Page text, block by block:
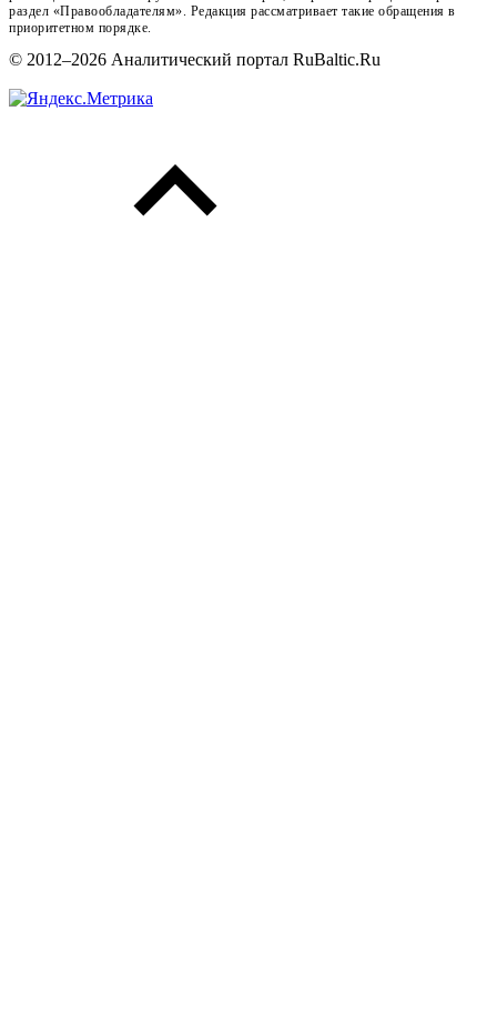
раздел «Правообладателям». Редакция рассматривает такие обращения в
приоритетном порядке.
© 2012–2026 Аналитический портал RuBaltic.Ru